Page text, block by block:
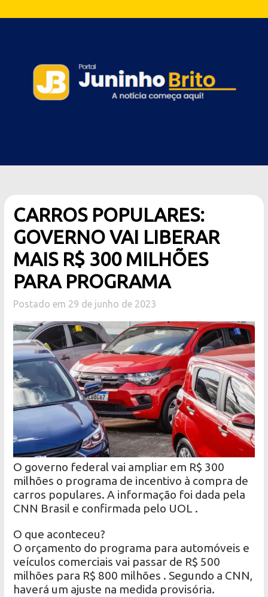
CARROS POPULARES:
GOVERNO VAI LIBERAR
MAIS R$ 300 MILHÕES
PARA PROGRAMA
Postado em 29 de junho de 2023
O governo federal vai ampliar em R$ 300
milhões o programa de incentivo à compra de
carros populares. A informação foi dada pela
CNN Brasil e confirmada pelo UOL .
O que aconteceu?
O orçamento do programa para automóveis e
veículos comerciais vai passar de R$ 500
milhões para R$ 800 milhões . Segundo a CNN,
haverá um ajuste na medida provisória.